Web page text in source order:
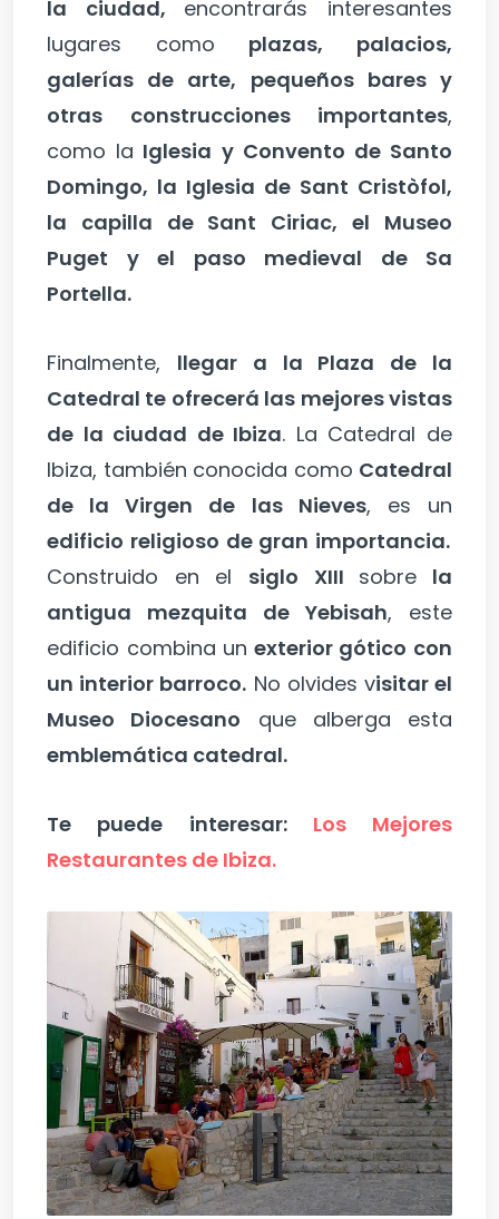
la ciudad, encontrarás interesantes
lugares como plazas, palacios,
galerías de arte, pequeños bares y
otras construcciones importantes,
como la Iglesia y Convento de Santo
Domingo, la Iglesia de Sant Cristòfol,
la capilla de Sant Ciriac, el Museo
Puget y el paso medieval de Sa
Portella.
Finalmente, llegar a la Plaza de la
Catedral te ofrecerá las mejores vistas
de la ciudad de Ibiza. La Catedral de
Ibiza, también conocida como Catedral
de la Virgen de las Nieves, es un
edificio religioso de gran importancia.
Construido en el siglo XIII sobre la
antigua mezquita de Yebisah, este
edificio combina un exterior gótico con
un interior barroco. No olvides visitar el
Museo Diocesano que alberga esta
emblemática catedral.
Te puede interesar: Los Mejores
Restaurantes de Ibiza.